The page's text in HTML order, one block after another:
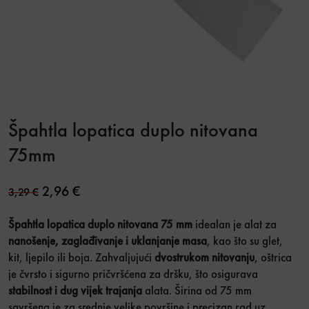
Špahtla lopatica duplo nitovana
75mm
3,29€ Original price was: 3,29 €.
2,96€Current price is: 2,96 €.
Špahtla lopatica duplo nitovana 75 mm idealan je alat za
nanošenje, zaglađivanje i uklanjanje masa, kao što su glet,
kit, ljepilo ili boja. Zahvaljujući dvostrukom nitovanju, oštrica
je čvrsto i sigurno pričvršćena za dršku, što osigurava
stabilnost i dug vijek trajanja alata. Širina od 75 mm